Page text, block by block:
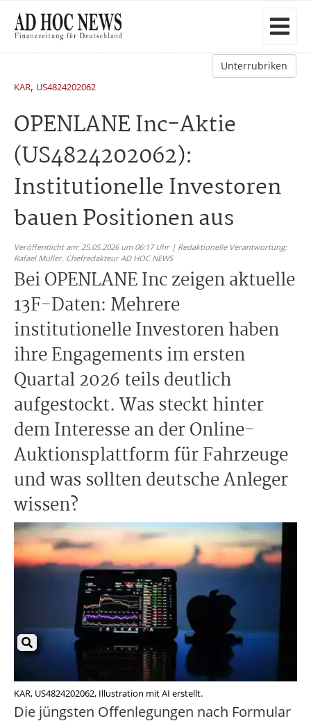
Unterrubriken
KAR, US4824202062
OPENLANE Inc-Aktie
(US4824202062):
Institutionelle Investoren
bauen Positionen aus
Veröffentlicht am: 25.05.2026 um 06:17 Uhr | Redaktionelle Verantwortung:
Rafael Müller, Chefredakteur AD HOC NEWS
Bei OPENLANE Inc zeigen aktuelle
13F-Daten: Mehrere
institutionelle Investoren haben
ihre Engagements im ersten
Quartal 2026 teils deutlich
aufgestockt. Was steckt hinter
dem Interesse an der Online-
Auktionsplattform für Fahrzeuge
und was sollten deutsche Anleger
wissen?
KAR, US4824202062, Illustration mit AI erstellt.
Die jüngsten Offenlegungen nach Formular